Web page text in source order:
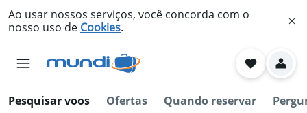
Ao usar nossos serviços, você concorda com o
nosso uso de Cookies.
Pesquisar voos Ofertas Quando reservar